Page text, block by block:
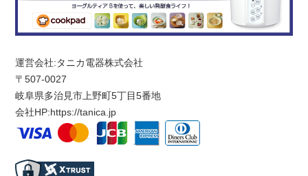
運営会社:タニカ電器株式会社
〒507-0027
岐阜県多治見市上野町5丁目5番地
会社HP:https://tanica.jp